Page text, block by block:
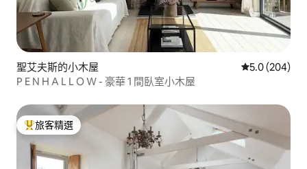
聖艾夫斯的小木屋 從 204 則評
5.0 (204)
P E N H A L L O W - 豪華 1 間臥室小木屋
旅客精選榜首
旅客精選